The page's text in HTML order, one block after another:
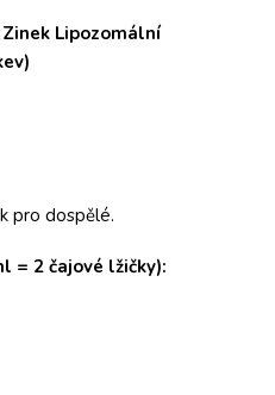
Lipozomální
pro dospělé.
= 2 čajové lžičky):